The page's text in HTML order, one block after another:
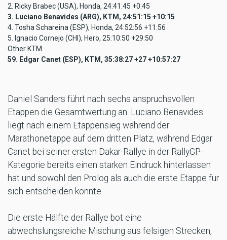
2. Ricky Brabec (USA), Honda, 24:41:45 +0:45
3. Luciano Benavides (ARG), KTM, 24:51:15 +10:15
4. Tosha Schareina (ESP), Honda, 24:52:56 +11:56
5. Ignacio Cornejo (CHI), Hero, 25:10:50 +29:50
Other KTM
59. Edgar Canet (ESP), KTM, 35:38:27 +27 +10:57:27
Daniel Sanders führt nach sechs anspruchsvollen
Etappen die Gesamtwertung an. Luciano Benavides
liegt nach einem Etappensieg während der
Marathonetappe auf dem dritten Platz, während Edgar
Canet bei seiner ersten Dakar-Rallye in der RallyGP-
Kategorie bereits einen starken Eindruck hinterlassen
hat und sowohl den Prolog als auch die erste Etappe für
sich entscheiden konnte.
Die erste Hälfte der Rallye bot eine
abwechslungsreiche Mischung aus felsigen Strecken,